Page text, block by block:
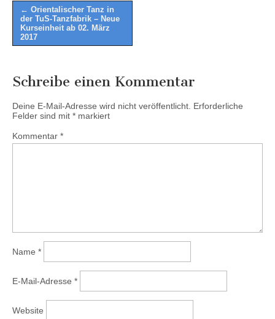
Post
navigation
← Orientalischer Tanz in
der TuS-Tanzfabrik – Neue
Kurseinheit ab 02. März
2017
Schreibe einen Kommentar
Deine E-Mail-Adresse wird nicht veröffentlicht. Erforderliche
Felder sind mit * markiert
Kommentar *
Name *
E-Mail-Adresse *
Website